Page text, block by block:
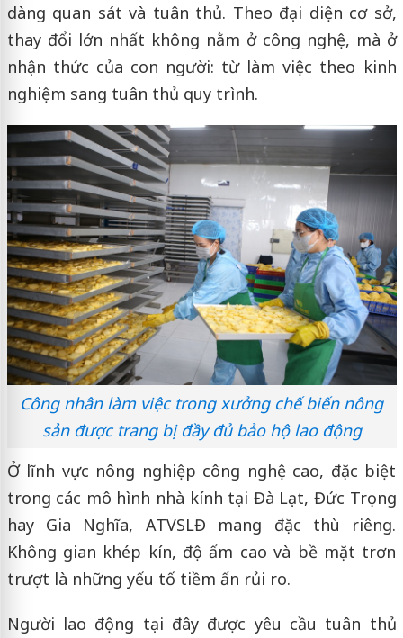
dàng quan sát và tuân thủ. Theo đại diện cơ sở,
thay đổi lớn nhất không nằm ở công nghệ, mà ở
nhận thức của con người: từ làm việc theo kinh
nghiệm sang tuân thủ quy trình.
Công nhân làm việc trong xưởng chế biến nông
sản được trang bị đầy đủ bảo hộ lao động
Ở lĩnh vực nông nghiệp công nghệ cao, đặc biệt
trong các mô hình nhà kính tại Đà Lạt, Đức Trọng
hay Gia Nghĩa, ATVSLĐ mang đặc thù riêng.
Không gian khép kín, độ ẩm cao và bề mặt trơn
trượt là những yếu tố tiềm ẩn rủi ro.
Người lao động tại đây được yêu cầu tuân thủ